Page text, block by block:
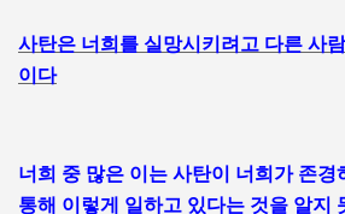
사탄은 너희를 실망시키려고 다른 사
이다
너희 중 많은 이는 사탄이 너희가 존
통해 이렇게 일하고 있다는 것을 알지